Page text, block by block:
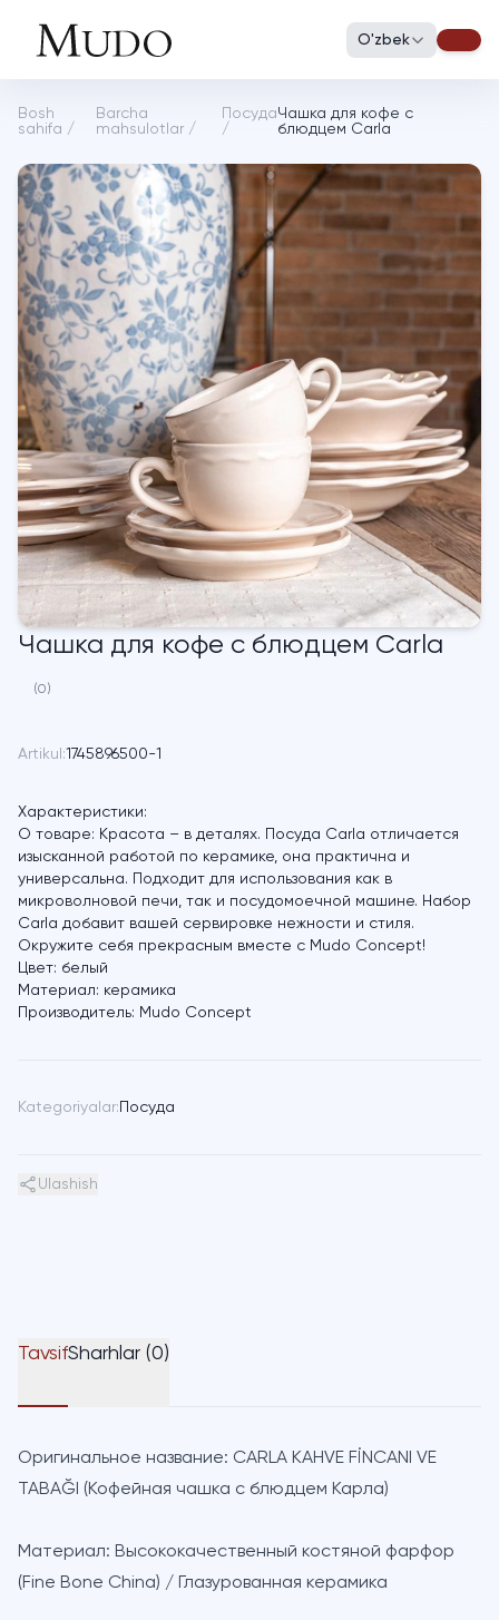
O'zbek
Bosh
sahifa /
Barcha
mahsulotlar /
Посуда
/
Чашка для кофе с
блюдцем Carla
Чашка для кофе с блюдцем Carla
(0)
Artikul:1745896500-1
Характеристики:
О товаре: Красота – в деталях. Посуда Carla отличается
изысканной работой по керамике, она практична и
универсальна. Подходит для использования как в
микроволновой печи, так и посудомоечной машине. Набор
Carla добавит вашей сервировке нежности и стиля.
Окружите себя прекрасным вместе с Mudo Concept!
Цвет: белый
Материал: керамика
Производитель: Mudo Concept
Kategoriyalar: Посуда
Ulashish
TavsifSharhlar (0)
Оригинальное название: CARLA KAHVE FİNCANI VE
TABAĞI (Кофейная чашка с блюдцем Карла)
Материал: Высококачественный костяной фарфор
(Fine Bone China) / Глазурованная керамика